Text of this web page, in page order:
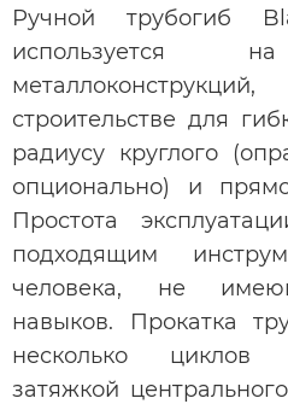
Ручной трубогиб
используется
строительстве для
радиусу круглого
опционально) и
Простота
подходящим
человека, не
навыков. Прокатка
несколько циклов
затяжкой